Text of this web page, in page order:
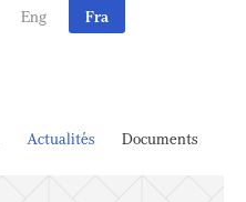
Eng Fra
Actualités Documents